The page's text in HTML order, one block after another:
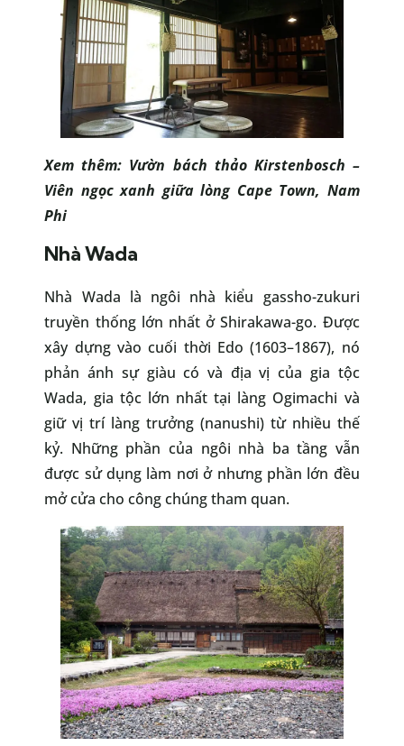
Xem thêm: Vườn bách thảo Kirstenbosch –
Viên ngọc xanh giữa lòng Cape Town, Nam
Phi
Nhà Wada
Nhà Wada là ngôi nhà kiểu gassho-zukuri
truyền thống lớn nhất ở Shirakawa-go. Được
xây dựng vào cuối thời Edo (1603–1867), nó
phản ánh sự giàu có và địa vị của gia tộc
Wada, gia tộc lớn nhất tại làng Ogimachi và
giữ vị trí làng trưởng (nanushi) từ nhiều thế
kỷ. Những phần của ngôi nhà ba tầng vẫn
được sử dụng làm nơi ở nhưng phần lớn đều
mở cửa cho công chúng tham quan.